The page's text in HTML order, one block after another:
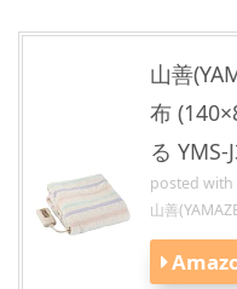
山善
布
る YMS-
posted with
山善